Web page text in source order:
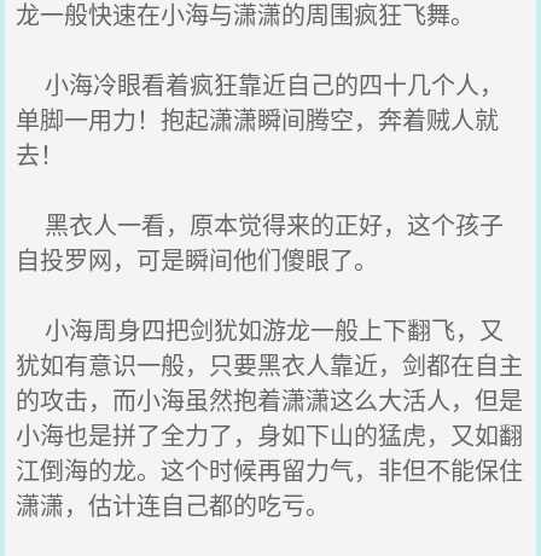
龙一般快速在小海与潇潇的周围疯狂飞舞。
小海冷眼看着疯狂靠近自己的四十几个人，
单脚一用力！抱起潇潇瞬间腾空，奔着贼人就
去！
黑衣人一看，原本觉得来的正好，这个孩子
自投罗网，可是瞬间他们傻眼了。
小海周身四把剑犹如游龙一般上下翻飞，又
犹如有意识一般，只要黑衣人靠近，剑都在自主
的攻击，而小海虽然抱着潇潇这么大活人，但是
小海也是拼了全力了，身如下山的猛虎，又如翻
江倒海的龙。这个时候再留力气，非但不能保住
潇潇，估计连自己都的吃亏。